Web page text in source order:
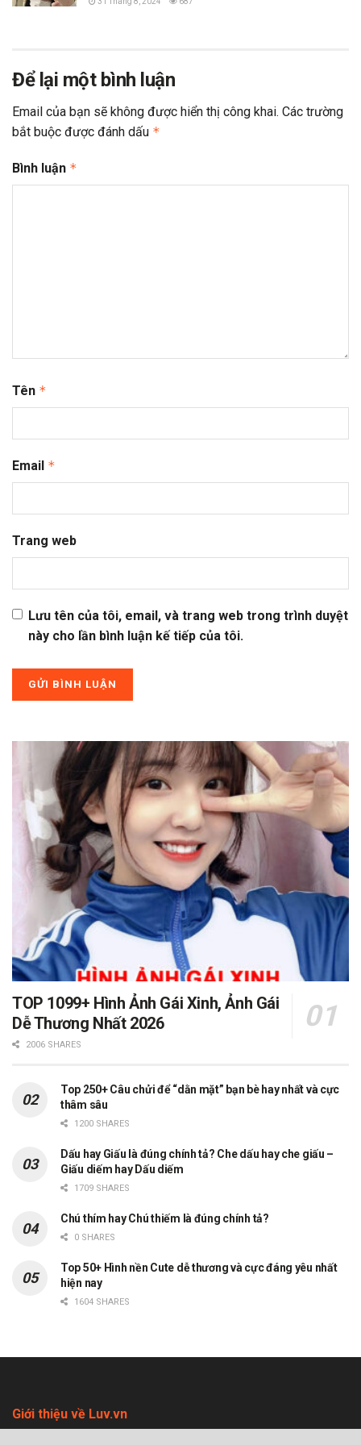
Để lại một bình luận
Email của bạn sẽ không được hiển thị công khai. Các trường
bắt buộc được đánh dấu *
Bình luận *
Tên *
Email *
Trang web
Lưu tên của tôi, email, và trang web trong trình duyệt
này cho lần bình luận kế tiếp của tôi.
TOP 1099+ Hình Ảnh Gái Xinh, Ảnh Gái
Dễ Thương Nhất 2026
2006 SHARES
Top 250+ Câu chửi để “dằn mặt” bạn bè hay nhất và cực
thâm sâu
1200 SHARES
Dấu hay Giấu là đúng chính tả? Che dấu hay che giấu –
Giấu diếm hay Dấu diếm
1709 SHARES
Chú thím hay Chú thiếm là đúng chính tả?
0 SHARES
Top 50+ Hình nền Cute dễ thương và cực đáng yêu nhất
hiện nay
1604 SHARES
Giới thiệu về Luv.vn